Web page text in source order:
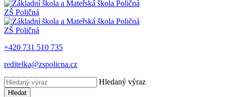
ZŠ Poličná
ZŠ Poličná
+420 731 510 735
reditelka@zspolicna.cz
Hledaný výraz
Hledat